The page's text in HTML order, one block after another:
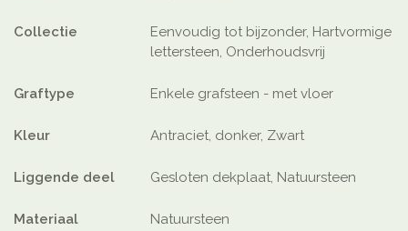
Collectie
Eenvoudig tot bijzonder, Hartvormige
lettersteen, Onderhoudsvrij
Graftype Enkele grafsteen - met vloer
Kleur Antraciet, donker, Zwart
Liggende deel Gesloten dekplaat, Natuursteen
Materiaal Natuursteen